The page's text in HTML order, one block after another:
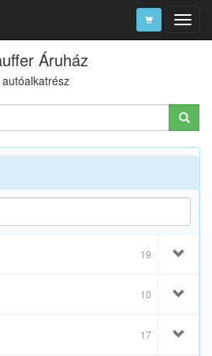
Áruház
autóalkatrész
19
10
17